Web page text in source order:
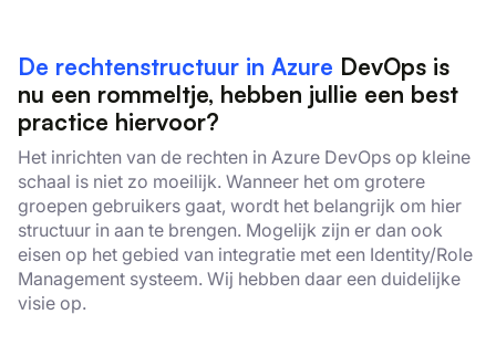
De rechtenstructuur in Azure DevOps is
nu een rommeltje, hebben jullie een best
practice hiervoor?
Het inrichten van de rechten in Azure DevOps op kleine
schaal is niet zo moeilijk. Wanneer het om grotere
groepen gebruikers gaat, wordt het belangrijk om hier
structuur in aan te brengen. Mogelijk zijn er dan ook
eisen op het gebied van integratie met een Identity/Role
Management systeem. Wij hebben daar een duidelijke
visie op.